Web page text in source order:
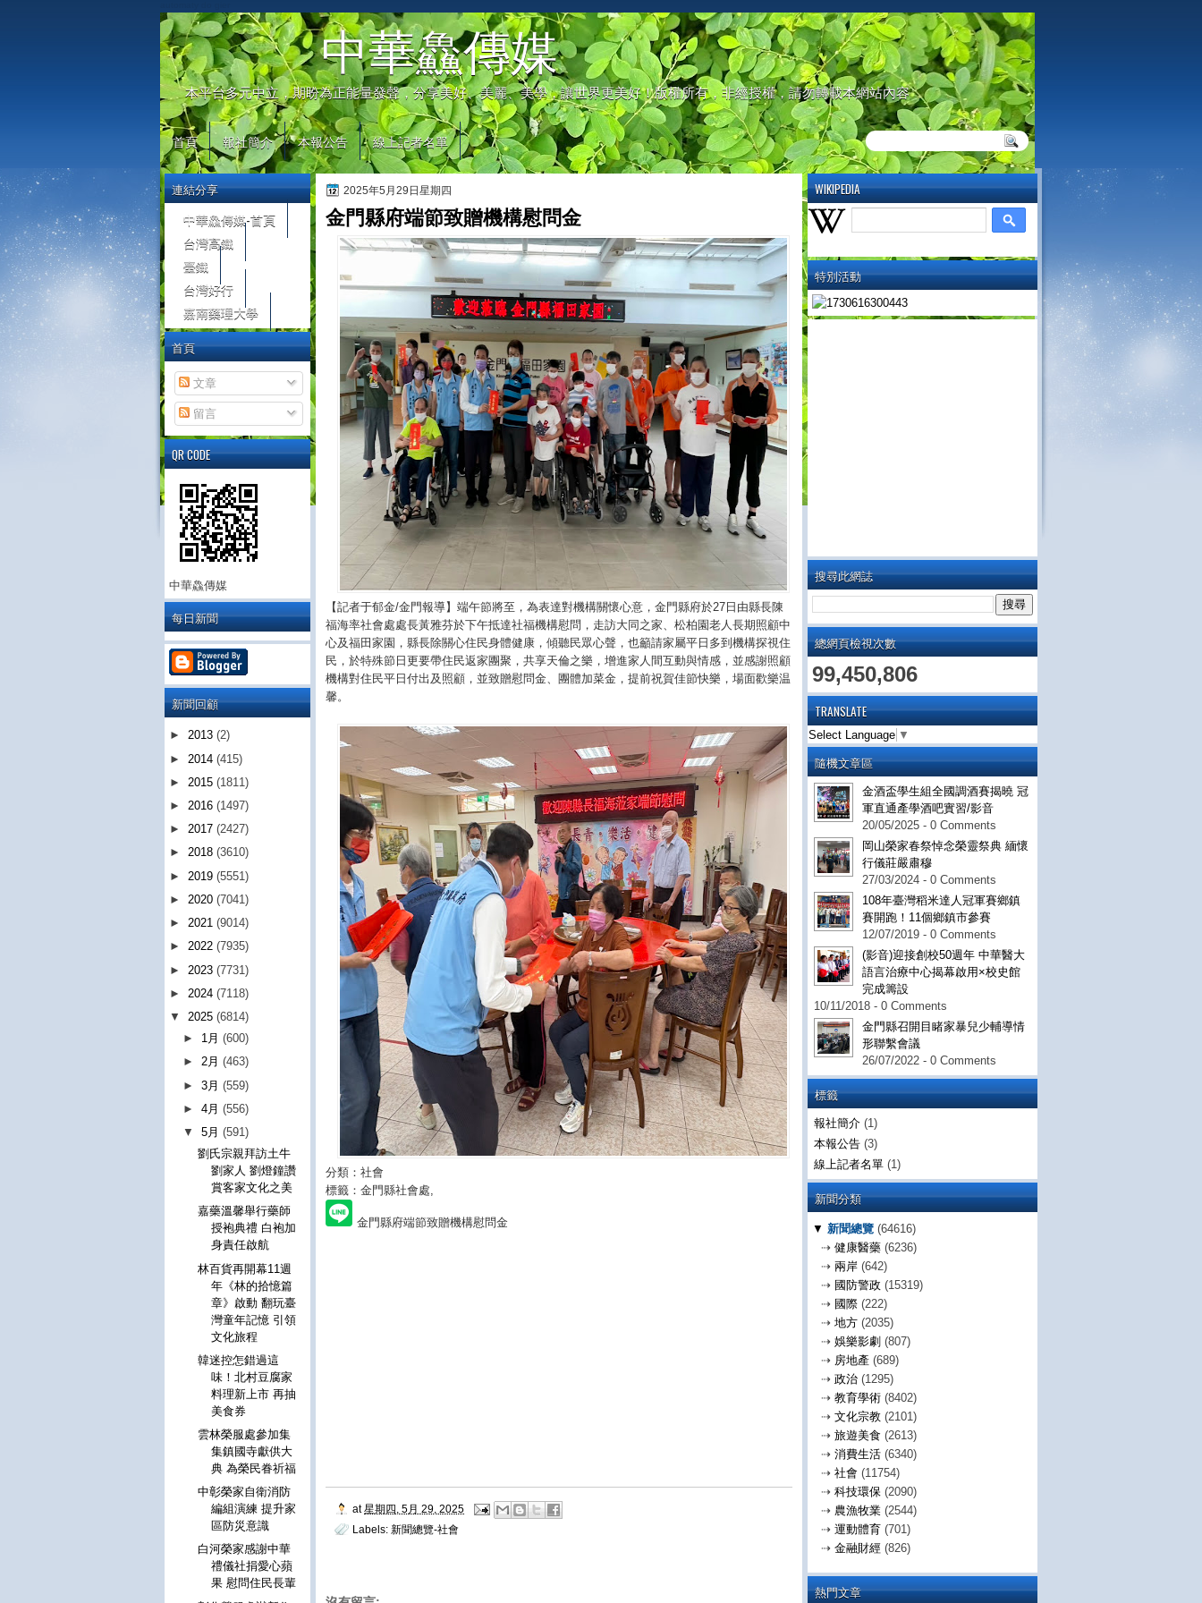
中華鱻傳媒
本平台多元中立，期盼為正能量發聲，分享美好、美麗、美學，讓世界更美好！版權所有，非經授權，請勿轉載本網站內容
首頁 報社簡介 本報公告 線上記者名單
WIKIPEDIA
特別活動
搜尋此網誌
總網頁檢視次數
99,450,806
TRANSLATE
Select Language ▼
隨機文章區
金酒盃學生組全國調酒賽揭曉 冠
軍直通產學酒吧實習/影音
20/05/2025 - 0 Comments
岡山榮家春祭悼念榮靈祭典 緬懷
行儀莊嚴肅穆
27/03/2024 - 0 Comments
108年臺灣稻米達人冠軍賽鄉鎮
賽開跑！11個鄉鎮市參賽
12/07/2019 - 0 Comments
(影音)迎接創校50週年 中華醫大
語言治療中心揭幕啟用×校史館
完成籌設
10/11/2018 - 0 Comments
金門縣召開目睹家暴兒少輔導情
形聯繫會議
26/07/2022 - 0 Comments
標籤
報社簡介 (1)
本報公告 (3)
線上記者名單 (1)
新聞分類
▼ 新聞總覽 (64616)
⇢ 健康醫藥 (6236)
⇢ 兩岸 (642)
⇢ 國防警政 (15319)
⇢ 國際 (222)
⇢ 地方 (2035)
⇢ 娛樂影劇 (807)
⇢ 房地產 (689)
⇢ 政治 (1295)
⇢ 教育學術 (8402)
⇢ 文化宗教 (2101)
⇢ 旅遊美食 (2613)
⇢ 消費生活 (6340)
⇢ 社會 (11754)
⇢ 科技環保 (2090)
⇢ 農漁牧業 (2544)
⇢ 運動體育 (701)
⇢ 金融財經 (826)
熱門文章
2025年5月29日星期四
金門縣府端節致贈機構慰問金
【記者于郁金/金門報導】端午節將至，為表達對機構關懷心意，金門縣府於27日由縣長陳
福海率社會處處長黃雅芬於下午抵達社福機構慰問，走訪大同之家、松柏園老人長期照顧中
心及福田家園，縣長除關心住民身體健康，傾聽民眾心聲，也籲請家屬平日多到機構探視住
民，於特殊節日更要帶住民返家團聚，共享天倫之樂，增進家人間互動與情感，並感謝照顧
機構對住民平日付出及照顧，並致贈慰問金、團體加菜金，提前祝賀佳節快樂，場面歡樂温
馨。
分類：社會
標籤：金門縣社會處
金門縣府端節致贈機構慰問金
at 星期四, 5月 29, 2025
Labels: 新聞總覽-社會
連結分享
中華鱻傳媒-首頁
台灣高鐵
臺鐵
台灣好行
嘉南藥理大學
首頁
文章
留言
QR CODE
中華鱻傳媒
每日新聞
新聞回顧
► 2013 (2)
► 2014 (415)
► 2015 (1811)
► 2016 (1497)
► 2017 (2427)
► 2018 (3610)
► 2019 (5551)
► 2020 (7041)
► 2021 (9014)
► 2022 (7935)
► 2023 (7731)
► 2024 (7118)
▼ 2025 (6814)
► 1月(600)
►2月(463)
►3月(559)
►4月(556)
▼5月(591)
劉氏宗親拜訪土牛
劉家人 劉燈鐘讚
賞客家文化之美
嘉藥溫馨舉行藥師
授袍典禮 白袍加
身責任啟航
林百貨再開幕11週
年《林的拾憶篇
章》啟動 翻玩臺
灣童年記憶 引領
文化旅程
韓迷控怎錯過這
味！北村豆腐家
料理新上市 再抽
美食券
雲林榮服處參加集
集鎮國寺獻供大
典 為榮民眷祈福
中彰榮家自衛消防
編組演練 提升家
區防災意識
白河榮家感謝中華
禮儀社捐愛心蘋
果 慰問住民長輩